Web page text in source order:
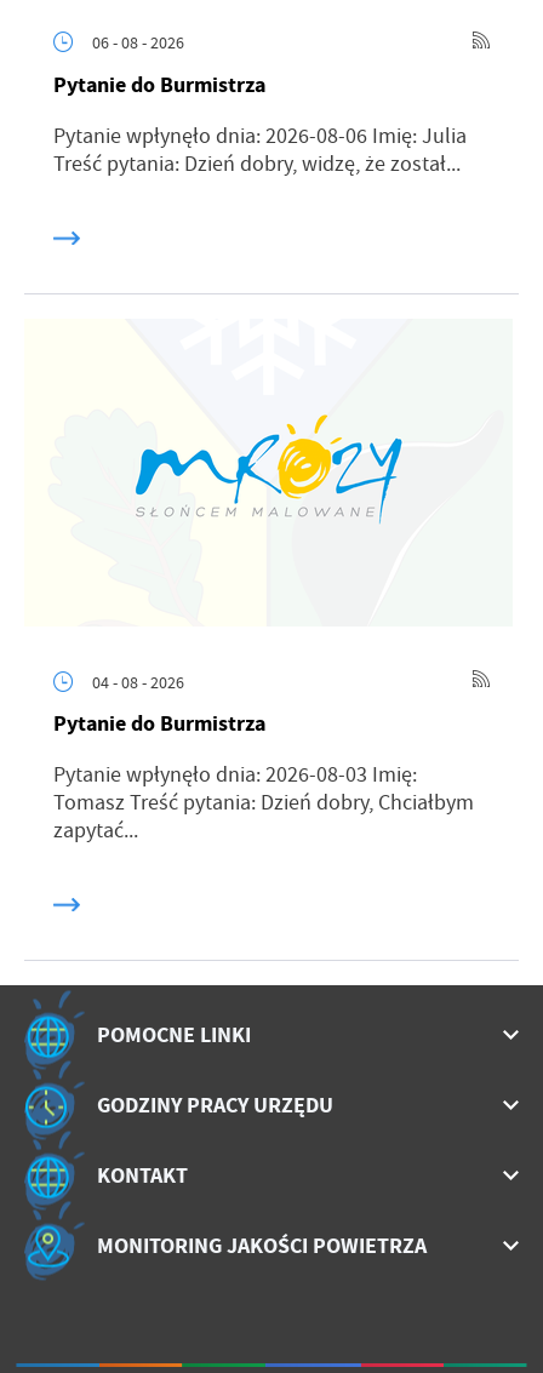
06 - 08 - 2026
Pytanie do Burmistrza
Pytanie wpłynęło dnia: 2026-08-06 Imię: Julia
Treść pytania: Dzień dobry, widzę, że został...
04 - 08 - 2026
Pytanie do Burmistrza
Pytanie wpłynęło dnia: 2026-08-03 Imię:
Tomasz Treść pytania: Dzień dobry, Chciałbym
zapytać...
POMOCNE LINKI
GODZINY PRACY URZĘDU
KONTAKT
MONITORING JAKOŚCI POWIETRZA